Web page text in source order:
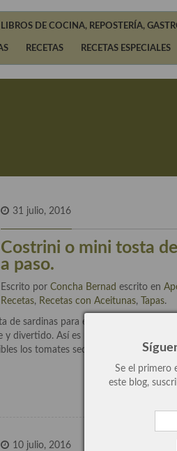
LIBROS DE COCINA, REPOSTERÍA,
RECETAS RECETAS ESPECIALES
31 julio, 2016
Costrini o mini tosta
a paso.
Escrito porConcha Bernad escrito en
Recetas, Recetas con Aceitunas, Tapas.
sardinas para el aperitivo del
divertido. Así es nuestra tapa o mini
los tomates secos, en […]
10 julio, 2016
Se el primero
este blog,